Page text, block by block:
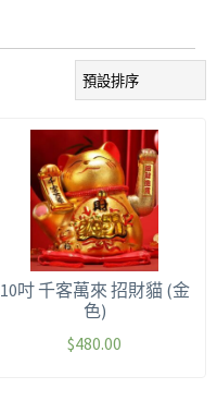
10吋 千客萬來 招財貓 (金
色)
$480.00